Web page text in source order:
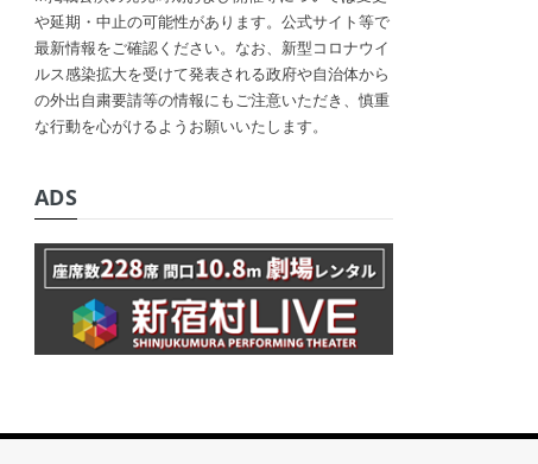
や延期・中止の可能性があります。公式サイト等で
最新情報をご確認ください。なお、新型コロナウイ
ルス感染拡大を受けて発表される政府や自治体から
の外出自粛要請等の情報にもご注意いただき、慎重
な行動を心がけるようお願いいたします。
ADS